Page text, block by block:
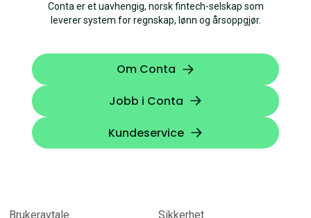
Conta er et uavhengig, norsk fintech-selskap som
leverer system for regnskap, lønn og årsoppgjør.
Om Conta
Jobb i Conta
Kundeservice
Brukeravtale Sikkerhet